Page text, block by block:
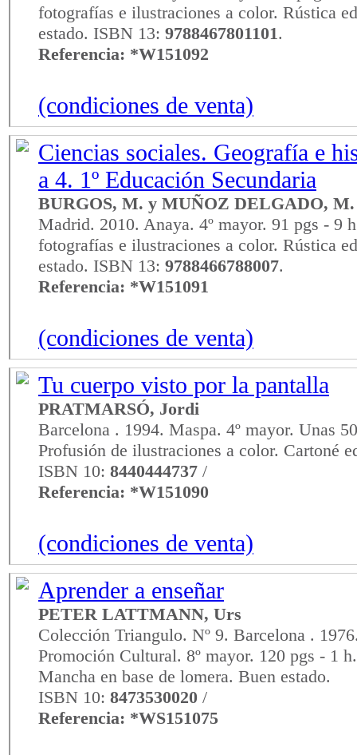
fotografías e ilustraciones a color. Rústica
estado. ISBN 13: 9788467801101.
Referencia: *W151092
(condiciones de venta)
Ciencias sociales. Geografía e
a 4. 1º Educación Secundaria
BURGOS, M. y MUÑOZ DELGADO,
Madrid. 2010. Anaya. 4º mayor. 91 pgs - 9
fotografías e ilustraciones a color. Rústica
estado. ISBN 13: 9788466788007.
Referencia: *W151091
(condiciones de venta)
Tu cuerpo visto por la pantalla
PRATMARSÓ, Jordi
Barcelona . 1994. Maspa. 4º mayor. Unas
Profusión de ilustraciones a color. Cartoné
ISBN 10: 8440444737 /
Referencia: *W151090
(condiciones de venta)
Aprender a enseñar
PETER LATTMANN, Urs
Colección Triangulo. Nº 9. Barcelona .
Promoción Cultural. 8º mayor. 120 pgs - 1
Mancha en base de lomera. Buen estado.
ISBN 10: 8473530020 /
Referencia: *WS151075